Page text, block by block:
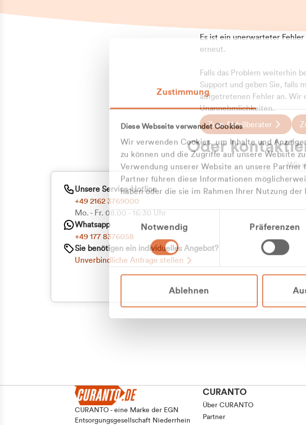
Zustimmung
Diese Webseite verwendet Cookies
Wir verwenden Cookies, um Inhalte und
zu können und die Zugriffe auf unsere Website
Verwendung unserer Website an unsere
Partner führen diese Informationen
haben oder die sie im Rahmen Ihrer Nutzung der
Einwilligungsauswahl
Notwendig Präferenzen
Ablehnen
Es ist ein unerwarteter
erneut.
Falls das Problem weiterhin
Support und geben Sie, falls
aufgetretenen Fehler an. Wir
Unannehmlichkeiten.
Zum Abfallberater
Oder
Wir
Unsere Service-Hotline
+49 2162 3769000
Mo. - Fr. 08.00 - 16:30 Uhr
Whatsapp
+49 177 8376058
Sie benötigen ein individuelles Angebot?
Unverbindliche Anfrage stellen
CURANTO - eine Marke der EGN
Entsorgungsgesellschaft Niederrhein
CURANTO
Über CURANTO
Partner